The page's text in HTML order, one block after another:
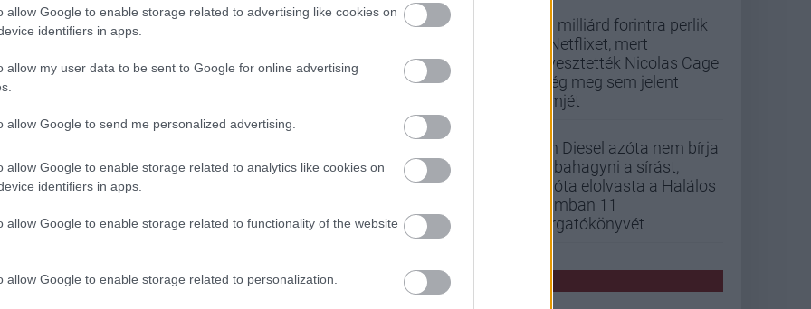
allow Google to enable storage related to advertising like cookies on
identifiers in apps.
allow my user data to be sent to Google for online advertising
allow Google to send me personalized advertising.
allow Google to enable storage related to analytics like cookies on
identifiers in apps.
allow Google to enable storage related to functionality of the website
allow Google to enable storage related to personalization.
Amazon zöld utat adott a Life is
majd a Don't Nod kultikus interaktív drámájából
el
fi kalandja a túlélésnél mélyebbre ás.
és örökre meg is tarthatod a
33 milliárd forintra perlik
a Netflixet, mert
elvesztették Nicolas Cage
még meg sem jelent
filmjét
Vin Diesel azóta nem bírja
abbahagyni a sírást,
mióta elolvasta a Halálos
iramban 11
forgatókönyvét
PCW HÍREK